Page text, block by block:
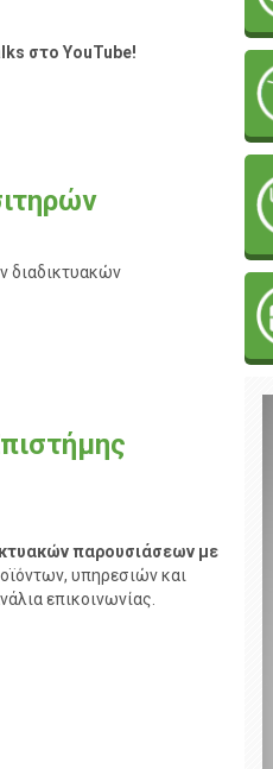
στο YouTube!
διαδικτυακών
παρουσιάσεων με
υπηρεσιών και
επικοινωνίας.